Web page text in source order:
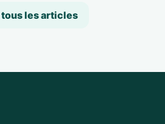
les articles